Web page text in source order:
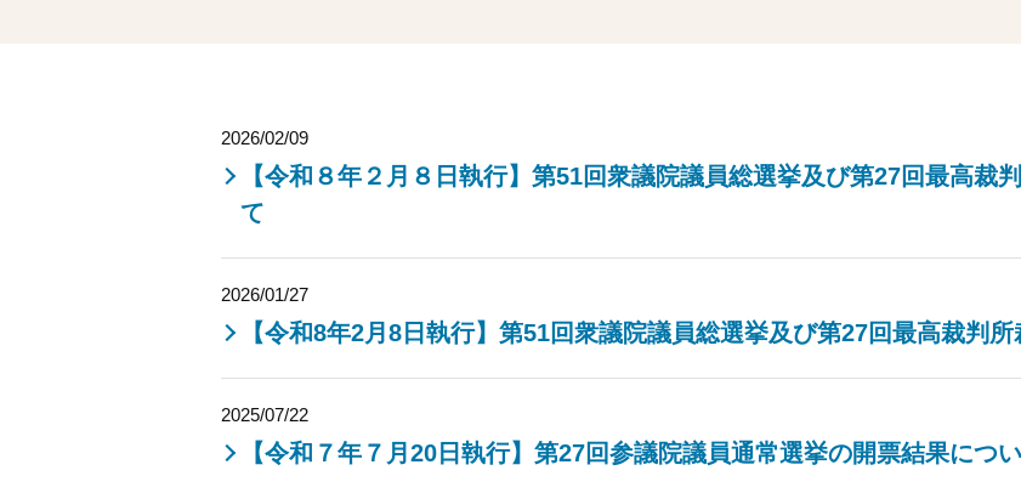
【令和８年２月８日執行】第51回衆議院議員総選挙及び第27回最高裁
て
2026/02/09
【令和8年2月8日執行】第51回衆議院議員総選挙及び第27回最高裁判
2026/01/27
【令和７年７月20日執行】第27回参議院議員通常選挙の開票結果につ
2025/07/22